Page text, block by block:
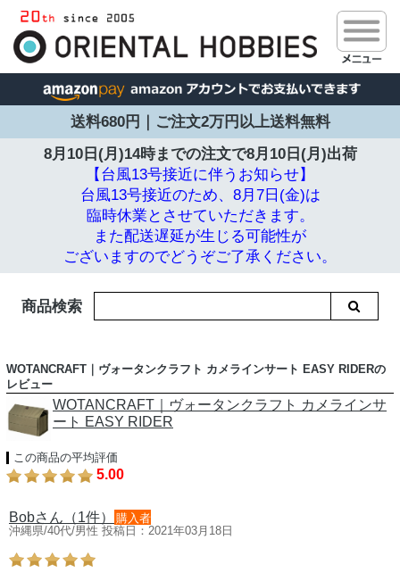
送料680円｜ご注文2万円以上送料無料
8月10日(月)14時までの注文で8月10日(月)出荷
【台風13号接近に伴うお知らせ】
台風13号接近のため、8月7日(金)は
臨時休業とさせていただきます。
また配送遅延が生じる可能性が
ございますのでどうぞご了承ください。
商品検索
WOTANCRAFT｜ヴォータンクラフト カメラインサート EASY RIDERの
レビュー
WOTANCRAFT｜ヴォータンクラフト カメラインサ
ート EASY RIDER
この商品の平均評価
5.00
Bobさん（1件）
購入者
沖縄県/40代/男性 投稿日：2021年03月18日